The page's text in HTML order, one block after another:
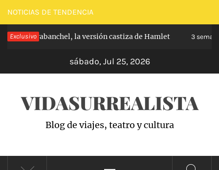
Saltar
al
contenido
NOTICIAS DE TENDENCIA
Exclusivo
de Carabanchel, la versión castiza de Hamlet 3
sábado, Jul 25, 2026
VIDASURREALISTA
Blog de viajes, teatro y cultura